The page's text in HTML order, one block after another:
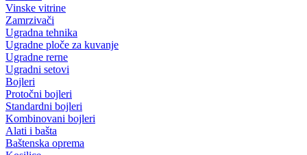
Vinske vitrine
Zamrzivači
Ugradna tehnika
Ugradne ploče za kuvanje
Ugradne rerne
Ugradni setovi
Bojleri
Protočni bojleri
Standardni bojleri
Kombinovani bojleri
Alati i bašta
Baštenska oprema